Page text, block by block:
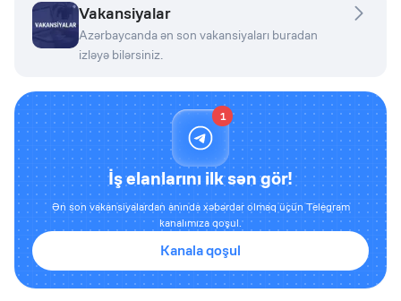
Vakansiyalar
Azərbaycanda ən son vakansiyaları buradan
izləyə bilərsiniz.
1
İş elanlarını ilk sən gör!
Ən son vakansiyalardan anında xəbərdar olmaq üçün Telegram
kanalımıza qoşul.
Kanala qoşul